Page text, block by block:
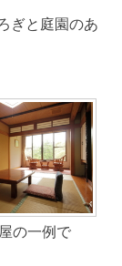
ぎと庭園のあ
の一例で